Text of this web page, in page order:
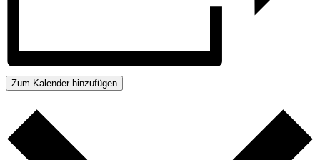
Zum Kalender hinzufügen